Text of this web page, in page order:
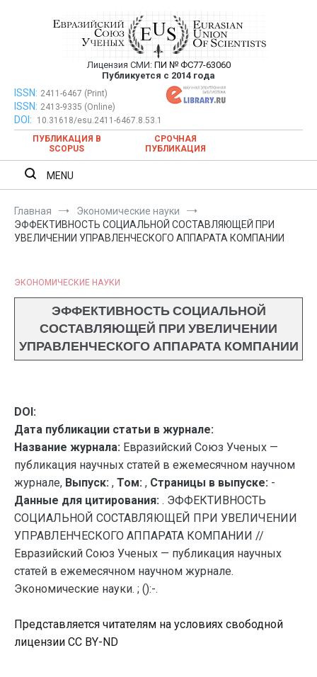
Евразийский Союз Ученых —
публикация научных статей в
ежемесячном научном журнале
Лицензия СМИ: ПИ № ФС77-63060
Публикуется с 2014 года
Евразийский Союз Ученых — публикация научных статей в
ежемесячном научном журнале
ISSN: 2411-6467 (Print)
ISSN: 2413-9335 (Online)
DOI:
10.31618/esu.2411-6467.8.53.1
ПУБЛИКАЦИЯ В
SCOPUS
СРОЧНАЯ
ПУБЛИКАЦИЯ
MENU
Главная
Экономические науки
ЭФФЕКТИВНОСТЬ СОЦИАЛЬНОЙ СОСТАВЛЯЮЩЕЙ ПРИ
УВЕЛИЧЕНИИ УПРАВЛЕНЧЕСКОГО АППАРАТА КОМПАНИИ
ЭКОНОМИЧЕСКИЕ НАУКИ
ЭФФЕКТИВНОСТЬ СОЦИАЛЬНОЙ
СОСТАВЛЯЮЩЕЙ ПРИ УВЕЛИЧЕНИИ
УПРАВЛЕНЧЕСКОГО АППАРАТА КОМПАНИИ
DOI:
Дата публикации статьи в журнале:
Название журнала: Евразийский Союз Ученых —
публикация научных статей в ежемесячном научном
журнале, Выпуск: , Том: , Страницы в выпуске: -
Данные для цитирования: . ЭФФЕКТИВНОСТЬ
СОЦИАЛЬНОЙ СОСТАВЛЯЮЩЕЙ ПРИ УВЕЛИЧЕНИИ
УПРАВЛЕНЧЕСКОГО АППАРАТА КОМПАНИИ //
Евразийский Союз Ученых — публикация научных
статей в ежемесячном научном журнале.
Экономические науки. ; ():-.
Представляется читателям на условиях свободной
лицензии CC BY-ND